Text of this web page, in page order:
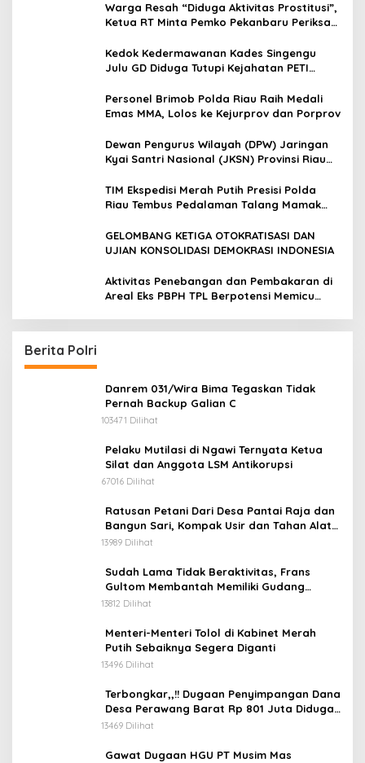
Warga Resah “Diduga Aktivitas Prostitusi”,
Ketua RT Minta Pemko Pekanbaru Periksa
Jalan Tanjung Datuk
Kedok Kedermawanan Kades Singengu
Julu GD Diduga Tutupi Kejahatan PETI
Personel Brimob Polda Riau Raih Medali
Emas MMA, Lolos ke Kejurprov dan Porprov
Dewan Pengurus Wilayah (DPW) Jaringan
Kyai Santri Nasional (JKSN) Provinsi Riau
audiensi ke Badan Kesatuan Bangsa dan
Politik (Kesbangpol) Provinsi Riau
TIM Ekspedisi Merah Putih Presisi Polda
Riau Tembus Pedalaman Talang Mamak
Kepedulian Nyata untuk Negeri
GELOMBANG KETIGA OTOKRATISASI DAN
UJIAN KONSOLIDASI DEMOKRASI INDONESIA
Aktivitas Penebangan dan Pembakaran di
Areal Eks PBPH TPL Berpotensi Memicu
Berita Polri
Danrem 031/Wira Bima Tegaskan Tidak
Pernah Backup Galian C
103471 Dilihat
Pelaku Mutilasi di Ngawi Ternyata Ketua
Silat dan Anggota LSM Antikorupsi
67016 Dilihat
Ratusan Petani Dari Desa Pantai Raja dan
Bangun Sari, Kompak Usir dan Tahan Alat
Berat Milik Hanafi Cs.
13989 Dilihat
Sudah Lama Tidak Beraktivitas, Frans
Gultom Membantah Memiliki Gudang
Penimbunan BBM
13812 Dilihat
Menteri-Menteri Tolol di Kabinet Merah
Putih Sebaiknya Segera Diganti
13496 Dilihat
Terbongkar,,!! Dugaan Penyimpangan Dana
Desa Perawang Barat Rp 801 Juta Diduga
Tidak Jelas Penggunaannya
13469 Dilihat
Gawat Dugaan HGU PT Musim Mas